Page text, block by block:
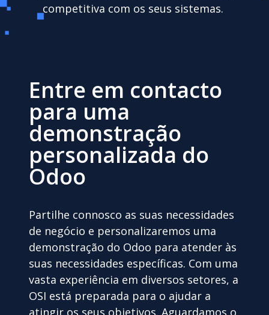
competitiva com os seus sistemas.
Entre em contacto
para uma
demonstração
personalizada do
Odoo
Partilhe connosco as suas necessidades
de negócio e personalizaremos uma
demonstração do Odoo para atender às
suas necessidades específicas. Com uma
vasta experiência em diversos setores, a
OSI está preparada para o ajudar a
atingir os seus objetivos. Aguardamos o